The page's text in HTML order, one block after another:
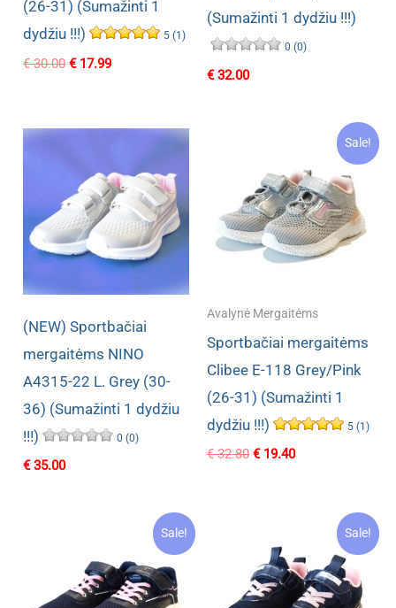
(26-31) (Sumažinti 1
dydžiu !!!)
5 (1)
€30.00 Original
€17.99Current
(Sumažinti 1 dydžiu !!!)
0 (0)
€32.00
(NEW) Sportbačiai
mergaitėms NINO
A4315-22 L. Grey (30-
36) (Sumažinti 1 dydžiu
!!!)
0 (0)
€35.00
Sale!
Avalynė Mergaitėms
Sportbačiai mergaitėms
Clibee E-118 Grey/Pink
(26-31) (Sumažinti 1
dydžiu !!!)
5 (1)
€32.80 Original
€19.40Current
Sale! Sale!